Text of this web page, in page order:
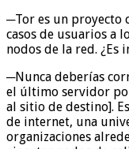
─Tor es un proyecto
casos de usuarios a
nodos de la red. ¿Es
─Nunca deberías
el último servidor
al sitio de destino].
de internet, una
organizaciones